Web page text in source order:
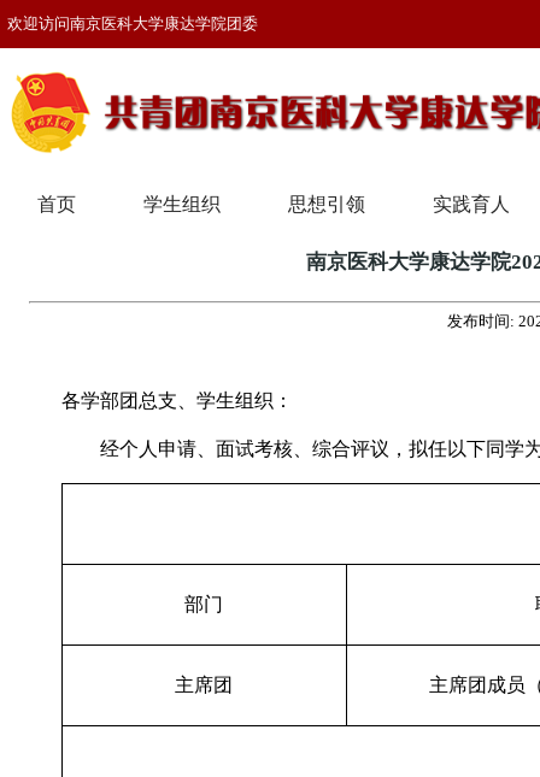
欢迎访问南京医科大学康达学院团委
首页 学生组织 思想引领 实践育人
南京医科大学康达学院
发布时间:
各学部团总支、学生组织：
经个人申请、面试考核、综合评议，拟任以下同学
部门
主席团 主席团成员